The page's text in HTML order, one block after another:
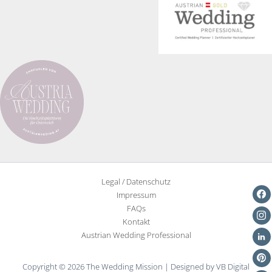
Legal / Datenschutz
Impressum
FAQs
Kontakt
Austrian Wedding Professional
Copyright © 2026 The Wedding Mission | Designed by VB Digital